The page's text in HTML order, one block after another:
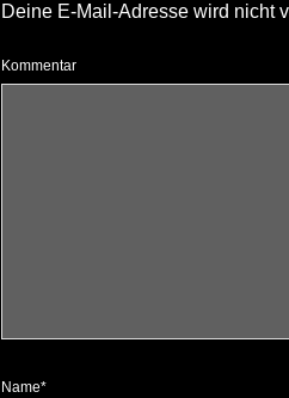
Deine E-Mail-Adresse wird nicht
Kommentar
Name*